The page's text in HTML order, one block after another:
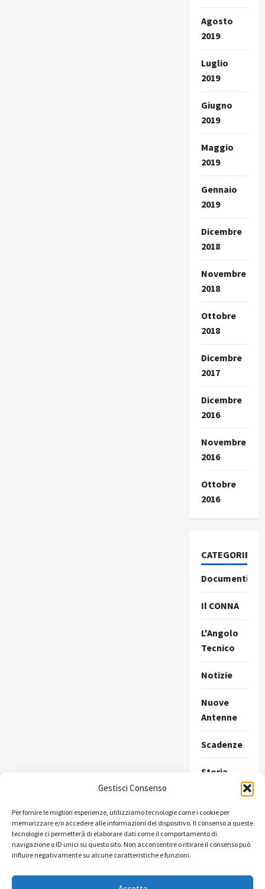
Gestisci Consenso
Per fornire le migliori esperienze, utilizziamo tecnologie come i cookie per
memorizzare e/o accedere alle informazioni del dispositivo. Il consenso a queste
tecnologie ci permetterà di elaborare dati come il comportamento di
navigazione o ID unici su questo sito. Non acconsentire o ritirare il consenso può
influire negativamente su alcune caratteristiche e funzioni.
Agosto
2019
Luglio
2019
Giugno
2019
Maggio
2019
Gennaio
2019
Dicembre
2018
Novembre
2018
Ottobre
2018
Dicembre
2017
Dicembre
2016
Novembre
2016
Ottobre
2016
CATEGORIE
Documenti
Il CONNA
L'Angolo
Tecnico
Notizie
Nuove
Antenne
Scadenze
Storia
Ultimissime